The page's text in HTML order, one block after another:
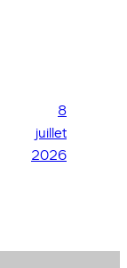
8
juillet
2026